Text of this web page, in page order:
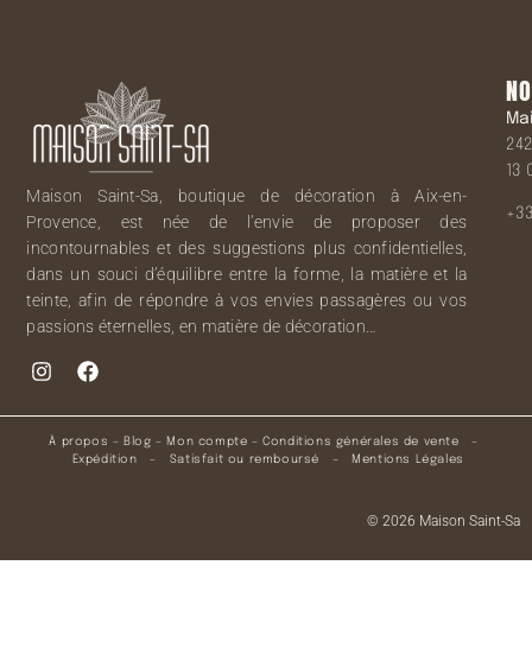
Maison Saint-Sa, boutique de décoration à Aix-en-
Provence, est née de l’envie de proposer des
incontournables et des suggestions plus confidentielles,
dans un souci d’équilibre entre la forme, la matière et la
teinte, afin de répondre à vos envies passagères ou vos
passions éternelles, en matière de décoration…
À propos – Blog – Mon compte –Conditions générales de vente –
Expédition – Satisfait ou remboursé – Mentions Légales
© 2026 Maison Saint-Sa